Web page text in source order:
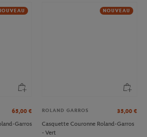
65,00 €
Garros
NOUVEAU
ROLAND GARROS 35,00 €
Casquette Couronne Roland-Garros
- Vert